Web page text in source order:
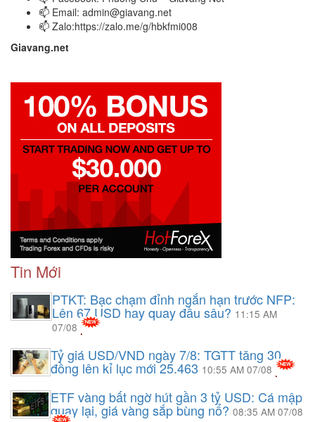
📫 Email: admin@giavang.net
📫 Zalo:https://zalo.me/g/hbkfmi008
Giavang.net
Tin Mới
PTKT: Bạc chạm đỉnh ngắn hạn trước NFP:
Lên 67 USD hay quay đầu sâu? 11:15 AM
07/08
Tỷ giá USD/VND ngày 7/8: TGTT tăng 30
đồng lên kỉ lục mới 25.463 10:55 AM 07/08
ETF vàng bất ngờ hút gần 3 tỷ USD: Cá mập
quay lại, giá vàng sắp bùng nổ? 08:35 AM 07/08